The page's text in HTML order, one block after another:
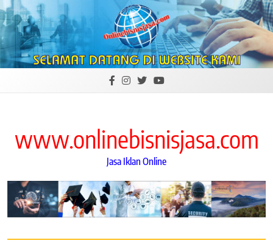
Skip
to
content
www.onlinebisnisjasa.com
Jasa Iklan Online